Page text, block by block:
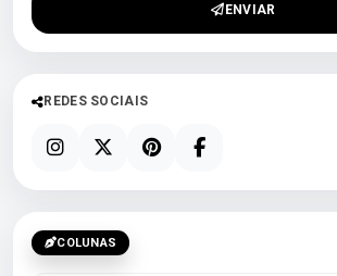
ENVIAR
REDES SOCIAIS
COLUNAS